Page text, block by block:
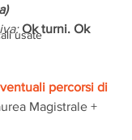
usate
Ok turni. Ok
percorsi di
Magistrale +